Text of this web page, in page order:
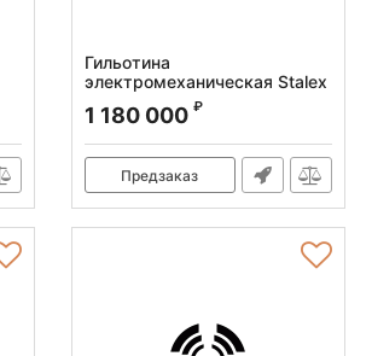
Гильотина
электромеханическая Stalex
Артикул: 386004
1 180 000 ₽
Предзаказ